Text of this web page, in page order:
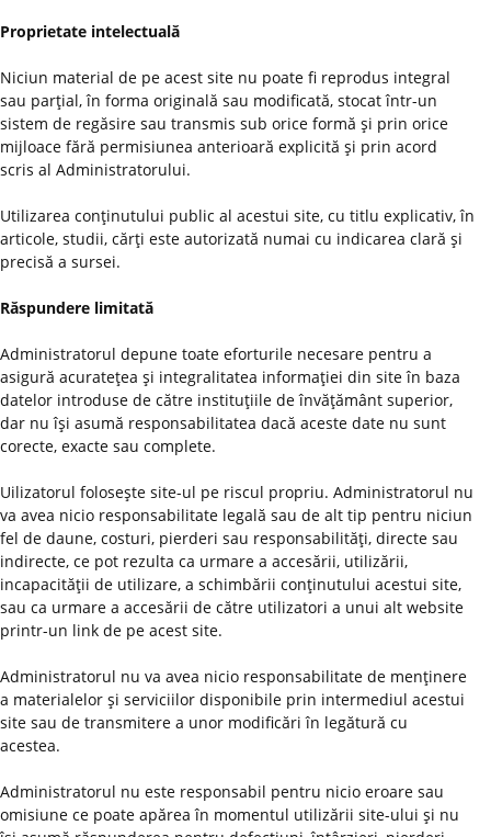
Proprietate intelectuală
Niciun material de pe acest site nu poate fi reprodus integral
sau parţial, în forma originală sau modificată, stocat într-un
sistem de regăsire sau transmis sub orice formă şi prin orice
mijloace fără permisiunea anterioară explicită şi prin acord
scris al Administratorului.
Utilizarea conţinutului public al acestui site, cu titlu explicativ, în
articole, studii, cărţi este autorizată numai cu indicarea clară şi
precisă a sursei.
Răspundere limitată
Administratorul depune toate eforturile necesare pentru a
asigură acurateţea şi integralitatea informaţiei din site în baza
datelor introduse de către instituţiile de învăţământ superior,
dar nu îşi asumă responsabilitatea dacă aceste date nu sunt
corecte, exacte sau complete.
Uilizatorul foloseşte site-ul pe riscul propriu. Administratorul nu
va avea nicio responsabilitate legală sau de alt tip pentru niciun
fel de daune, costuri, pierderi sau responsabilităţi, directe sau
indirecte, ce pot rezulta ca urmare a accesării, utilizării,
incapacităţii de utilizare, a schimbării conţinutului acestui site,
sau ca urmare a accesării de către utilizatori a unui alt website
printr-un link de pe acest site.
Administratorul nu va avea nicio responsabilitate de menţinere
a materialelor şi serviciilor disponibile prin intermediul acestui
site sau de transmitere a unor modificări în legătură cu
acestea.
Administratorul nu este responsabil pentru nicio eroare sau
omisiune ce poate apărea în momentul utilizării site-ului şi nu